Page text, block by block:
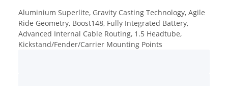
Aluminium Superlite, Gravity Casting Technology, Agile
Ride Geometry, Boost148, Fully Integrated Battery,
Advanced Internal Cable Routing, 1.5 Headtube,
Kickstand/Fender/Carrier Mounting Points